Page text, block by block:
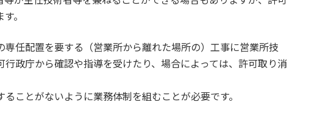
。
任配置を要する（営業所から離れた場所の）工事に営業所技
政庁から確認や指導を受けたり、場合によっては、許可取り消
ことがないように業務体制を組むことが必要です。